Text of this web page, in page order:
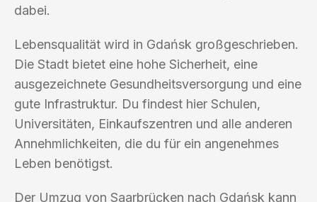
dabei.
Lebensqualität wird in Gdańsk großgeschrieben.
Die Stadt bietet eine hohe Sicherheit, eine
ausgezeichnete Gesundheitsversorgung und eine
gute Infrastruktur. Du findest hier Schulen,
Universitäten, Einkaufszentren und alle anderen
Annehmlichkeiten, die du für ein angenehmes
Leben benötigst.
Der Umzug von Saarbrücken nach Gdańsk kann